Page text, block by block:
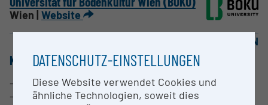
Wien | Website
OPEN FOR COLLABORATION
KURZBESCHREIBUNG
- Genomsequenzierungen von Pilzen und Hefen
- Transcriptomsequenzierungen von Pilzen und
DATENSCHUTZ-EINSTELLUNGEN
Diese Website verwendet Cookies und
ähnliche Technologien, soweit dies